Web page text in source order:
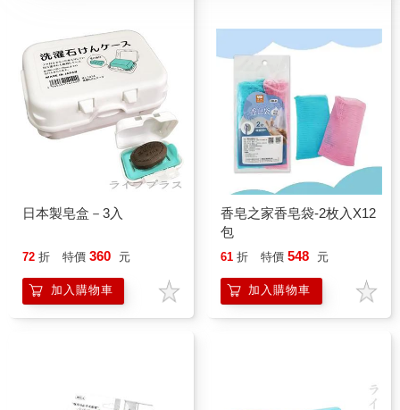
日本製皂盒－3入
72 折 特價 360 元
加入購物車
香皂之家香皂袋-2枚入X12
包
61 折 特價 548 元
加入購物車